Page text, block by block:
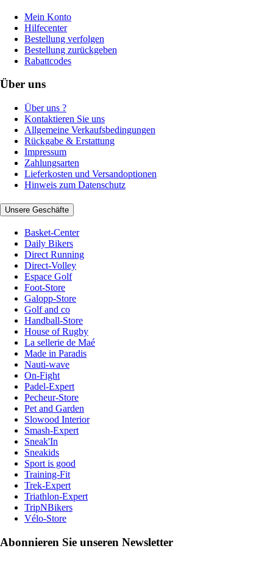
Mein Konto
Hilfecenter
Bestellung verfolgen
Bestellung zurückgeben
Rabattcodes
Über uns
Über uns ?
Kontaktieren Sie uns
Allgemeine Verkaufsbedingungen
Rückgabe & Erstattung
Impressum
Zahlungsarten
Lieferkosten und Versandoptionen
Hinweis zum Datenschutz
Unsere Geschäfte
Basket-Center
Daily Bikers
Direct Running
Direct-Volley
Espace Golf
Foot-Store
Galopp-Store
Golf and co
Handball-Store
House of Rugby
La sellerie de Maé
Made in Paradis
Nauti-wave
On-Fight
Padel-Expert
Pecheur-Store
Pet and Garden
Slowood Interior
Smash-Expert
Sneak'In
Sneakids
Sport is good
Training-Fit
Trek-Expert
Triathlon-Expert
TripNBikers
Vélo-Store
Abonnieren Sie unseren Newsletter